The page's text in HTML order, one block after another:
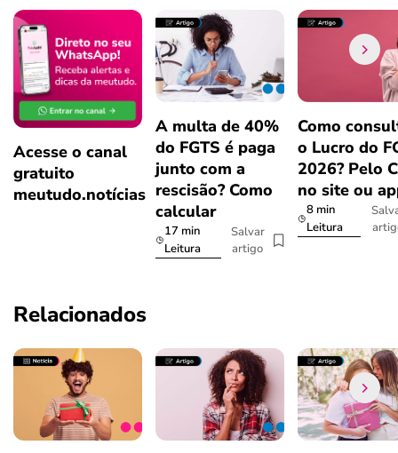
Acesse o canal
gratuito
meutudo.notícias
A multa de 40%
do FGTS é paga
junto com a
rescisão? Como
calcular
17 min
Leitura
Salvar
artigo
Como
o Lucro do
2026? Pelo
no site ou
8 min
Leitura
Relacionados